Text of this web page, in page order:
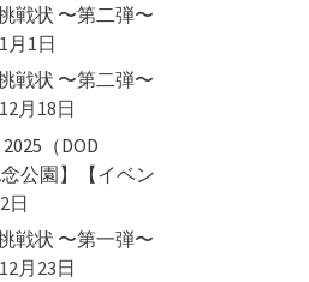
戦状 〜第二弾〜
月1日
戦状 〜第二弾〜
月18日
2025（DOD
念公園】【イベン
日
戦状 〜第一弾〜
月23日